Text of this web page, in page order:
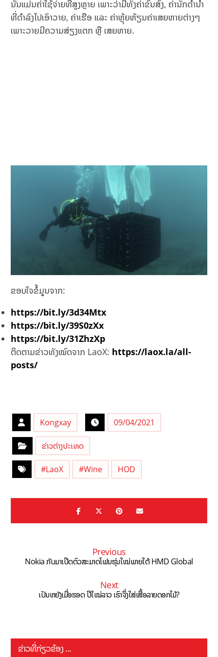
ນັ້ນແມ່ນຄ່າໃຊ້ຈ່າຍທີ່ສູງຫຼາຍ ເພາະວ່າມີທັງຄ່າຂົນສົ່ງ,​ ຄ່ານັກດຳນ້ຳ
ທີ່ດຳລົງໄປເອົາວາຍ, ຄ່າເຮືອ ແລະ ຄ່າຫຼຸ້ຍຫ້ຽນຄ່າເສຍຫາຍຕ່າງໆ
ເພາະວາຍມີຄວາມສ່ຽງແຕກ ຫຼື ເສຍຫາຍ.
ຂອບໃຈຂໍ້ມູຸນຈາກ:
https://bit.ly/3d34Mtx
https://bit.ly/39S0zXx
https://bit.ly/31ZhzXp
ຕິດຕາມຂ່າວທັງໝົດຈາກ LaoX: https://laox.la/all-
posts/
Kongxay 09/04/2021
ຂ່າວຕ່າງປະເທດ
#LaoX #Wine HOD
Previous
Nokia ກັບມາເປີດຕົວສະມາດໂຟນຮຸ່ນໃໝ່ພາຍໃຕ້ HMD Global
Next
ເປັນຫຍັງເມື່ອຮອດ ປີໃໝ່ລາວ ເຮົາຈຶ່ງໃສ່ເສື້ອລາຍດອກໄມ້?
ຂ່າວທີ່ກ່ຽວຂ້ອງ ...